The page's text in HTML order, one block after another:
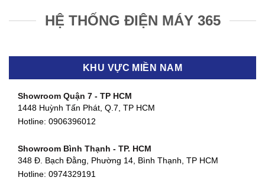
HỆ THỐNG ĐIỆN MÁY 365
KHU VỰC MIỀN NAM
Showroom Quận 7 - TP HCM
1448 Huỳnh Tấn Phát, Q.7, TP HCM
Hotline: 0906396012
Showroom Bình Thạnh - TP. HCM
348 Đ. Bạch Đằng, Phường 14, Bình Thạnh, TP HCM
Hotline: 0974329191